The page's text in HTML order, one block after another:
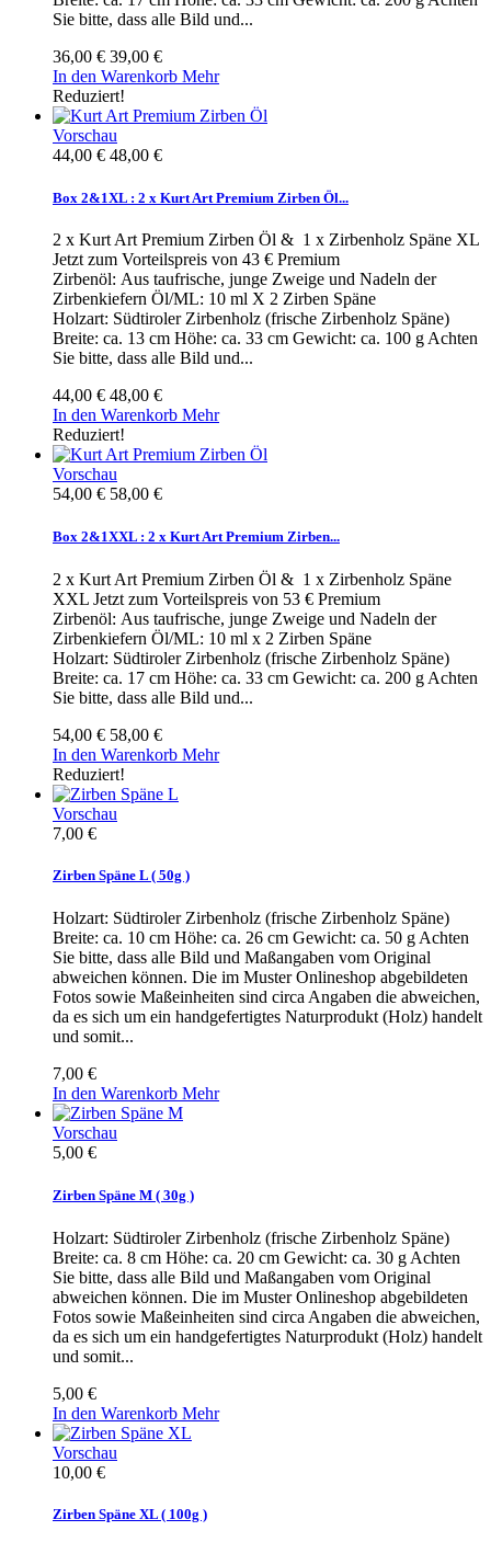
Sie bitte, dass alle Bild und...
36,00 € 39,00 €
In den Warenkorb Mehr
Reduziert!
Vorschau
44,00 € 48,00 €
Box 2&1XL : 2 x Kurt Art Premium Zirben Öl...
2 x Kurt Art Premium Zirben Öl & 1 x Zirbenholz Späne XL
Jetzt zum Vorteilspreis von 43 € Premium
Zirbenöl: Aus taufrische, junge Zweige und Nadeln der
Zirbenkiefern Öl/ML: 10 ml X 2 Zirben Späne
Holzart: Südtiroler Zirbenholz (frische Zirbenholz Späne)
Breite: ca. 13 cm Höhe: ca. 33 cm Gewicht: ca. 100 g Achten
Sie bitte, dass alle Bild und...
44,00 € 48,00 €
In den Warenkorb Mehr
Reduziert!
Vorschau
54,00 € 58,00 €
Box 2&1XXL : 2 x Kurt Art Premium Zirben...
2 x Kurt Art Premium Zirben Öl & 1 x Zirbenholz Späne
XXL Jetzt zum Vorteilspreis von 53 € Premium
Zirbenöl: Aus taufrische, junge Zweige und Nadeln der
Zirbenkiefern Öl/ML: 10 ml x 2 Zirben Späne
Holzart: Südtiroler Zirbenholz (frische Zirbenholz Späne)
Breite: ca. 17 cm Höhe: ca. 33 cm Gewicht: ca. 200 g Achten
Sie bitte, dass alle Bild und...
54,00 € 58,00 €
In den Warenkorb Mehr
Reduziert!
Vorschau
7,00 €
Zirben Späne L ( 50g )
Holzart: Südtiroler Zirbenholz (frische Zirbenholz Späne)
Breite: ca. 10 cm Höhe: ca. 26 cm Gewicht: ca. 50 g Achten
Sie bitte, dass alle Bild und Maßangaben vom Original
abweichen können. Die im Muster Onlineshop abgebildeten
Fotos sowie Maßeinheiten sind circa Angaben die abweichen,
da es sich um ein handgefertigtes Naturprodukt (Holz) handelt
und somit...
7,00 €
In den Warenkorb Mehr
Vorschau
5,00 €
Zirben Späne M ( 30g )
Holzart: Südtiroler Zirbenholz (frische Zirbenholz Späne)
Breite: ca. 8 cm Höhe: ca. 20 cm Gewicht: ca. 30 g Achten
Sie bitte, dass alle Bild und Maßangaben vom Original
abweichen können. Die im Muster Onlineshop abgebildeten
Fotos sowie Maßeinheiten sind circa Angaben die abweichen,
da es sich um ein handgefertigtes Naturprodukt (Holz) handelt
und somit...
5,00 €
In den Warenkorb Mehr
Vorschau
10,00 €
Zirben Späne XL ( 100g )